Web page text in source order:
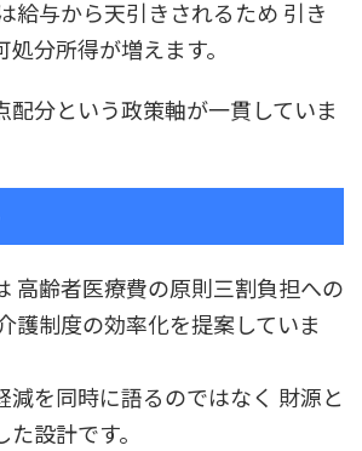
給与から天引きされるため 引き
分所得が増えます。
配分という政策軸が一貫していま
高齢者医療費の原則三割負担への
護制度の効率化を提案していま
減を同時に語るのではなく 財源と
設計です。